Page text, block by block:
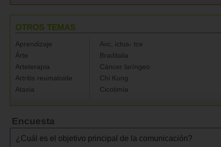
OTROS TEMAS
Aprendizaje
Árte
Arteterapia
Artritis reumatoide
Ataxia
Avc, ictus- tce
Bradilalia
Cáncer laríngeo
Chi Kung
Cicotimia
Encuesta
¿Cuál es el objetivo principal de la comunicación?